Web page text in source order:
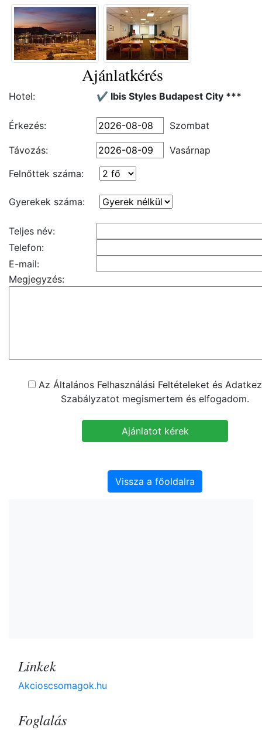
Ajánlatkérés
Hotel: ✔️ Ibis Styles Budapest City ***
Érkezés: Szombat
Távozás:
Vasárnap
Felnőttek száma:
Gyerekek száma:
Teljes név:
Telefon:
E-mail:
Megjegyzés:
Az Általános Felhasználási Feltételeket és
Szabályzatot megismertem és elfogadom.
Vissza a főoldalra
Linkek
Akcioscsomagok.hu
Foglalás